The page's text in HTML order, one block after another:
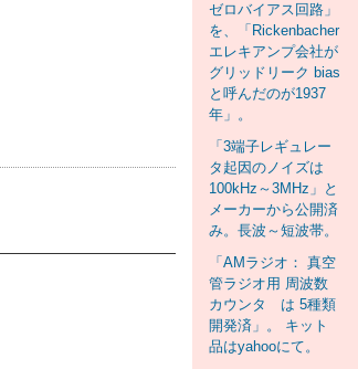
ゼロバイアス回路」
を、「Rickenbacher
エレキアンプ会社が
グリッドリーク bias
と呼んだのが1937
年」。
「3端子レギュレー
タ起因のノイズは
100kHz～3MHz」と
メーカーから公開済
み。長波～短波帯。
「AMラジオ： 真空
管ラジオ用 周波数
カウンタ は 5種類
開発済」。 キット
品はyahooにて。